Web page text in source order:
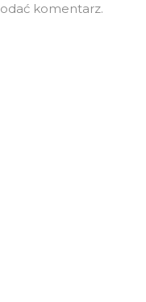
komentarz.